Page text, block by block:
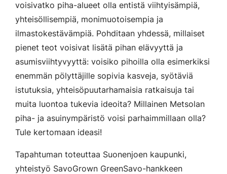
voisivatko piha-alueet olla entistä viihtyisämpiä,
yhteisöllisempiä, monimuotoisempia ja
ilmastokestävämpiä. Pohditaan yhdessä, millaiset
pienet teot voisivat lisätä pihan elävyyttä ja
asumisviihtyvyyttä: voisiko pihoilla olla esimerkiksi
enemmän pölyttäjille sopivia kasveja, syötäviä
istutuksia, yhteisöpuutarhamaisia ratkaisuja tai
muita luontoa tukevia ideoita? Millainen Metsolan
piha- ja asuinympäristö voisi parhaimmillaan olla?
Tule kertomaan ideasi!
Tapahtuman toteuttaa Suonenjoen kaupunki,
yhteistyö SavoGrown GreenSavo-hankkeen